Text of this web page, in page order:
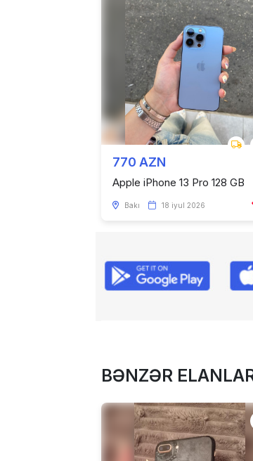
770 AZN
Apple iPhone 13 Pro 128 GB
Bakı 18 iyul 2026
BƏNZƏR